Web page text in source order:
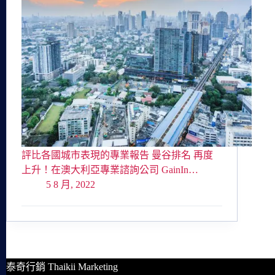
評比各國城市表現的專業報告 曼谷排名 再度
上升！在澳大利亞專業諮詢公司 GainIn…
5 8 月, 2022
泰奇行銷 Thaikii Marketing